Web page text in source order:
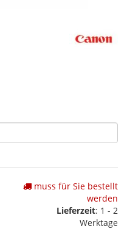
muss für Sie bestellt
werden
Lieferzeit: 1 - 2
Werktage